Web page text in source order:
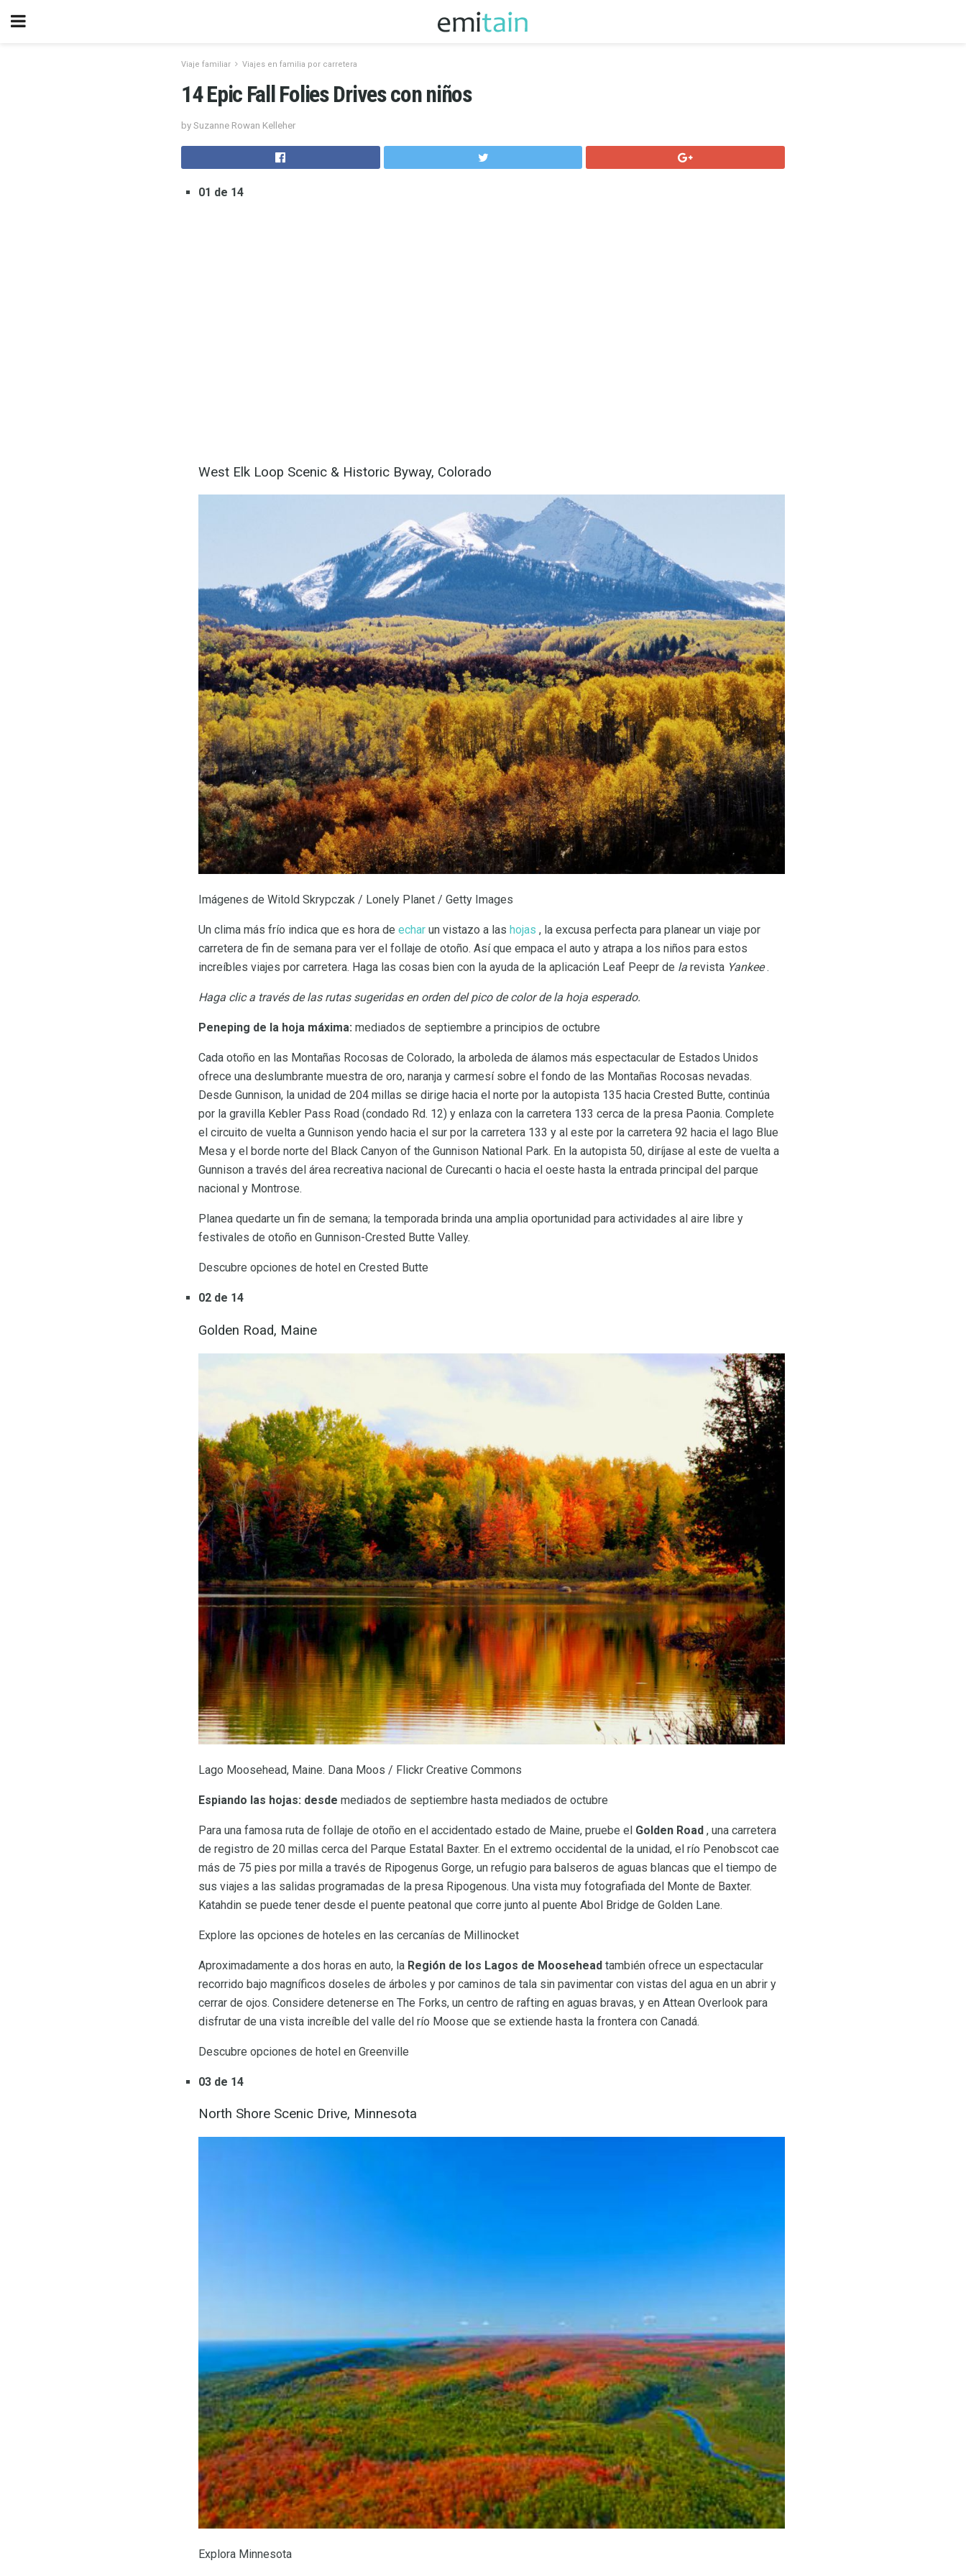
Viaje familiar Viajes en familia por carretera
14 Epic Fall Folies Drives con niños
by Suzanne Rowan Kelleher
01 de 14
West Elk Loop Scenic & Historic Byway, Colorado
Imágenes de Witold Skrypczak / Lonely Planet / Getty Images
Un clima más frío indica que es hora de echar un vistazo a las hojas , la excusa perfecta para planear un viaje por
carretera de fin de semana para ver el follaje de otoño. Así que empaca el auto y atrapa a los niños para estos
increíbles viajes por carretera. Haga las cosas bien con la ayuda de la aplicación Leaf Peepr de la revista Yankee.
Haga clic a través de las rutas sugeridas en orden del pico de color de la hoja esperado.
Peneping de la hoja máxima: mediados de septiembre a principios de octubre
Cada otoño en las Montañas Rocosas de Colorado, la arboleda de álamos más espectacular de Estados Unidos
ofrece una deslumbrante muestra de oro, naranja y carmesí sobre el fondo de las Montañas Rocosas nevadas.
Desde Gunnison, la unidad de 204 millas se dirige hacia el norte por la autopista 135 hacia Crested Butte, continúa
por la gravilla Kebler Pass Road (condado Rd. 12) y enlaza con la carretera 133 cerca de la presa Paonia. Complete
el circuito de vuelta a Gunnison yendo hacia el sur por la carretera 133 y al este por la carretera 92 hacia el lago Blue
Mesa y el borde norte del Black Canyon of the Gunnison National Park. En la autopista 50, diríjase al este de vuelta a
Gunnison a través del área recreativa nacional de Curecanti o hacia el oeste hasta la entrada principal del parque
nacional y Montrose.
Planea quedarte un fin de semana; la temporada brinda una amplia oportunidad para actividades al aire libre y
festivales de otoño en Gunnison-Crested Butte Valley.
Descubre opciones de hotel en Crested Butte
02 de 14
Golden Road, Maine
Lago Moosehead, Maine. Dana Moos / Flickr Creative Commons
Espiando las hojas: desde mediados de septiembre hasta mediados de octubre
Para una famosa ruta de follaje de otoño en el accidentado estado de Maine, pruebe el Golden Road , una carretera
de registro de 20 millas cerca del Parque Estatal Baxter. En el extremo occidental de la unidad, el río Penobscot cae
más de 75 pies por milla a través de Ripogenus Gorge, un refugio para balseros de aguas blancas que el tiempo de
sus viajes a las salidas programadas de la presa Ripogenous. Una vista muy fotografiada del Monte de Baxter.
Katahdin se puede tener desde el puente peatonal que corre junto al puente Abol Bridge de Golden Lane.
Explore las opciones de hoteles en las cercanías de Millinocket
Aproximadamente a dos horas en auto, la Región de los Lagos de Moosehead también ofrece un espectacular
recorrido bajo magníficos doseles de árboles y por caminos de tala sin pavimentar con vistas del agua en un abrir y
cerrar de ojos. Considere detenerse en The Forks, un centro de rafting en aguas bravas, y en Attean Overlook para
disfrutar de una vista increíble del valle del río Moose que se extiende hasta la frontera con Canadá.
Descubre opciones de hotel en Greenville
03 de 14
North Shore Scenic Drive, Minnesota
Explora Minnesota